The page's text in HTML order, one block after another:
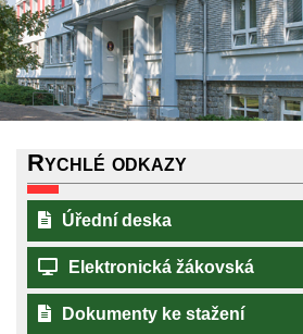
Rychlé odkazy
Úřední deska
Elektronická žákovská
Dokumenty ke stažení